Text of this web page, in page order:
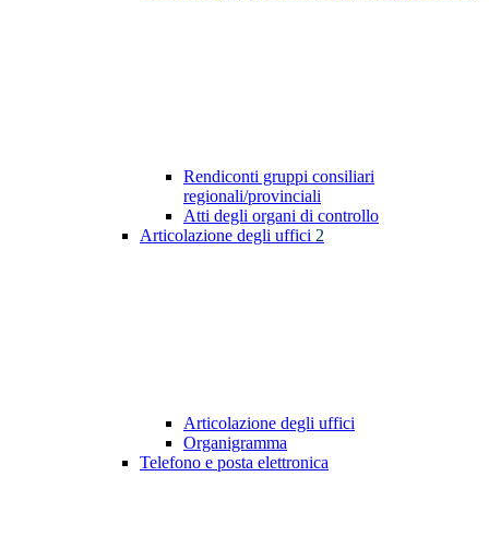
Rendiconti gruppi consiliari
regionali/provinciali
Atti degli organi di controllo
Articolazione degli uffici 2
Articolazione degli uffici
Organigramma
Telefono e posta elettronica